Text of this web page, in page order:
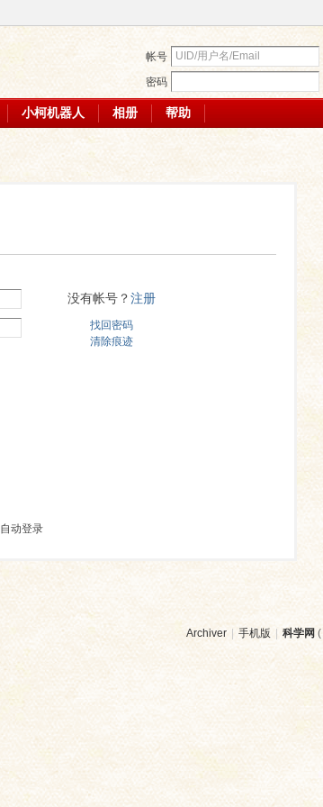
帐号
密码
小柯机器人 相册 帮助
没有帐号？注册
找回密码
清除痕迹
自动登录
Archiver | 手机版 | 科学网 (